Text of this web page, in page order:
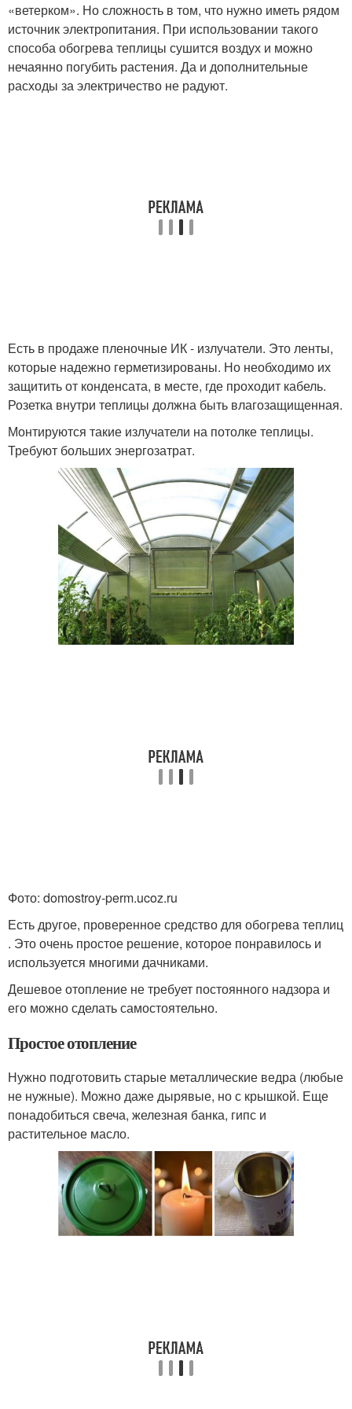
«ветерком». Но сложность в том, что нужно иметь рядом
источник электропитания. При использовании такого
способа обогрева теплицы сушится воздух и можно
нечаянно погубить растения. Да и дополнительные
расходы за электричество не радуют.
Есть в продаже пленочные ИК - излучатели. Это ленты,
которые надежно герметизированы. Но необходимо их
защитить от конденсата, в месте, где проходит кабель.
Розетка внутри теплицы должна быть влагозащищенная.
Монтируются такие излучатели на потолке теплицы.
Требуют больших энергозатрат.
Фото: domostroy-perm.ucoz.ru
Есть другое, проверенное средство для обогрева теплиц
. Это очень простое решение, которое понравилось и
используется многими дачниками.
Дешевое отопление не требует постоянного надзора и
его можно сделать самостоятельно.
Простое отопление
Нужно подготовить старые металлические ведра (любые
не нужные). Можно даже дырявые, но с крышкой. Еще
понадобиться свеча, железная банка, гипс и
растительное масло.